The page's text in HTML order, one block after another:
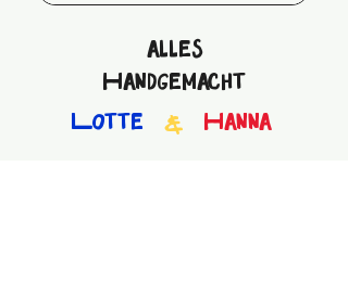
alles
Handgemacht
Lotte
& Hanna